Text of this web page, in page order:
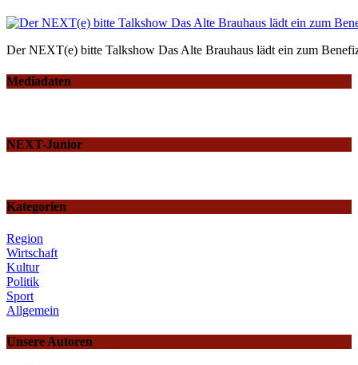
Der NEXT(e) bitte Talkshow Das Alte Brauhaus lädt ein zum
Mediadaten
NEXT-Junior
Kategorien
Region
Wirtschaft
Kultur
Politik
Sport
Allgemein
Unsere Autoren